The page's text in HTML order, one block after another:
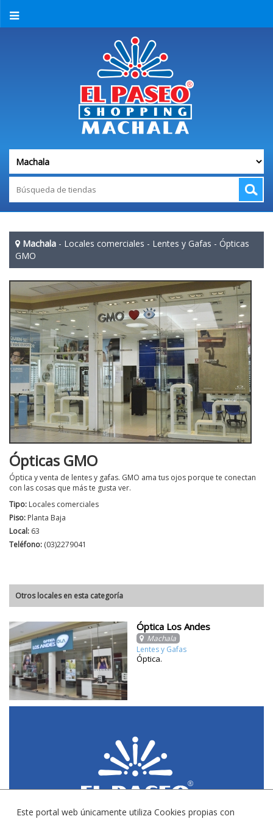
Machala - Locales comerciales - Lentes y Gafas - Ópticas
GMO
Ópticas GMO
Óptica y venta de lentes y gafas. GMO ama tus ojos porque te conectan
con las cosas que más te gusta ver.
Tipo: Locales comerciales
Piso: Planta Baja
Local: 63
Teléfono: (03)2279041
Otros locales en esta categoría
Óptica Los Andes
Machala
Lentes y Gafas
Óptica.
Este portal web únicamente utiliza Cookies propias con